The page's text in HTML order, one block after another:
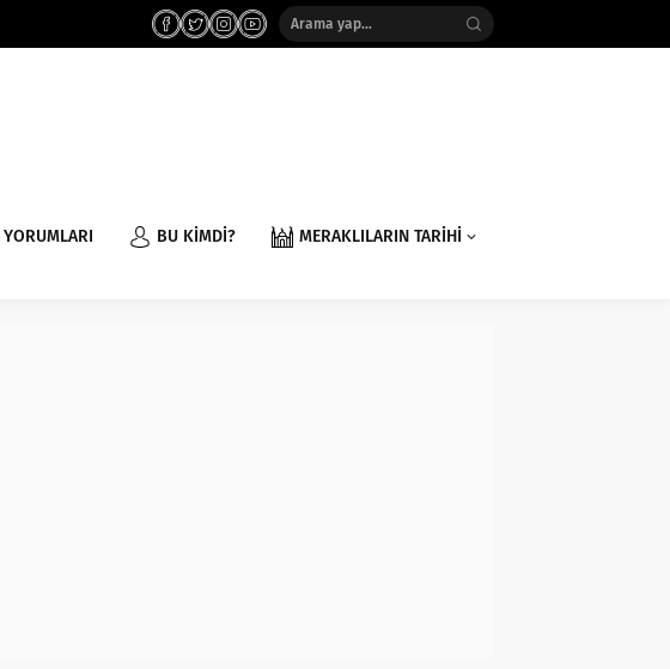
YORUMLARI BU KİMDİ? MERAKLILARIN TARİHİ